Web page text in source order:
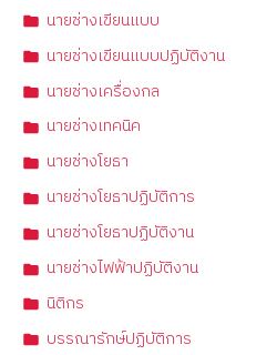
นายช่างเขียนแบบ
นายช่างเขียนแบบปฏิบัติงาน
นายช่างเครื่องกล
นายช่างเทคนิค
นายช่างโยธา
นายช่างโยธาปฏิบัติการ
นายช่างโยธาปฏิบัติงาน
นายช่างไฟฟ้าปฏิบัติงาน
นิติกร
บรรณารักษ์ปฏิบัติการ